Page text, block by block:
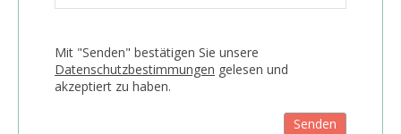
Mit "Senden" bestätigen Sie unsere
Datenschutzbestimmungen gelesen und
akzeptiert zu haben.
Senden